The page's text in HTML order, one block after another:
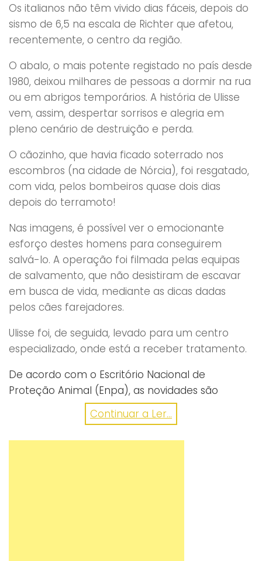
Os italianos não têm vivido dias fáceis, depois do
sismo de 6,5 na escala de Richter que afetou,
recentemente, o centro da região.
O abalo, o mais potente registado no país desde
1980, deixou milhares de pessoas a dormir na rua
ou em abrigos temporários. A história de Ulisse
vem, assim, despertar sorrisos e alegria em
pleno cenário de destruição e perda.
O cãozinho, que havia ficado soterrado nos
escombros (na cidade de Nórcia), foi resgatado,
com vida, pelos bombeiros quase dois dias
depois do terramoto!
Nas imagens, é possível ver o emocionante
esforço destes homens para conseguirem
salvá-lo. A operação foi filmada pelas equipas
de salvamento, que não desistiram de escavar
em busca de vida, mediante as dicas dadas
pelos cães farejadores.
Ulisse foi, de seguida, levado para um centro
especializado, onde está a receber tratamento.
De acordo com o Escritório Nacional de
Proteção Animal (Enpa), as novidades são
animadoras! O animal está a comer, a reagir
bem e não sofreu nenhuma fratura grave! Um
vídeo que vale a pena ver!
Continuar a Ler...